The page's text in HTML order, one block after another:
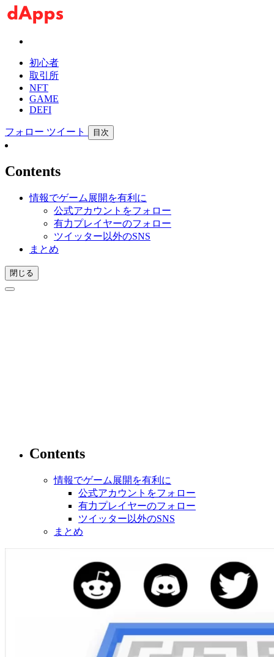
初心者
取引所
NFT
GAME
DEFI
フォロー ツイート 目次
Contents
情報でゲーム展開を有利に
公式アカウントをフォロー
有力プレイヤーのフォロー
ツイッター以外のSNS
まとめ
閉じる
Contents
情報でゲーム展開を有利に
公式アカウントをフォロー
有力プレイヤーのフォロー
ツイッター以外のSNS
まとめ